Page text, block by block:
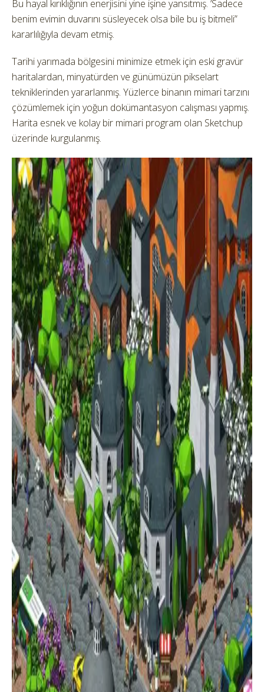
Bu hayal kırıklığının enerjisini yine işine yansıtmış. ’Sadece
benim evimin duvarını süsleyecek olsa bile bu iş bitmeli”
kararlılığıyla devam etmiş.
Tarihi yarımada bölgesini minimize etmek için eski gravür
haritalardan, minyatürden ve günümüzün pikselart
tekniklerinden yararlanmış. Yüzlerce binanın mimari tarzını
çözümlemek için yoğun dokümantasyon calışması yapmış.
Harita esnek ve kolay bir mimari program olan Sketchup
üzerinde kurgulanmış.